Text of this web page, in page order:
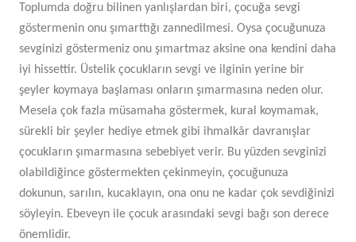
Toplumda doğru bilinen yanlışlardan biri, çocuğa sevgi
göstermenin onu şımarttığı zannedilmesi. Oysa çocuğunuza
sevginizi göstermeniz onu şımartmaz aksine ona kendini daha
iyi hissettir. Üstelik çocukların sevgi ve ilginin yerine bir
şeyler koymaya başlaması onların şımarmasına neden olur.
Mesela çok fazla müsamaha göstermek, kural koymamak,
sürekli bir şeyler hediye etmek gibi ihmalkâr davranışlar
çocukların şımarmasına sebebiyet verir. Bu yüzden sevginizi
olabildiğince göstermekten çekinmeyin, çocuğunuza
dokunun, sarılın, kucaklayın, ona onu ne kadar çok sevdiğinizi
söyleyin. Ebeveyn ile çocuk arasındaki sevgi bağı son derece
önemlidir.